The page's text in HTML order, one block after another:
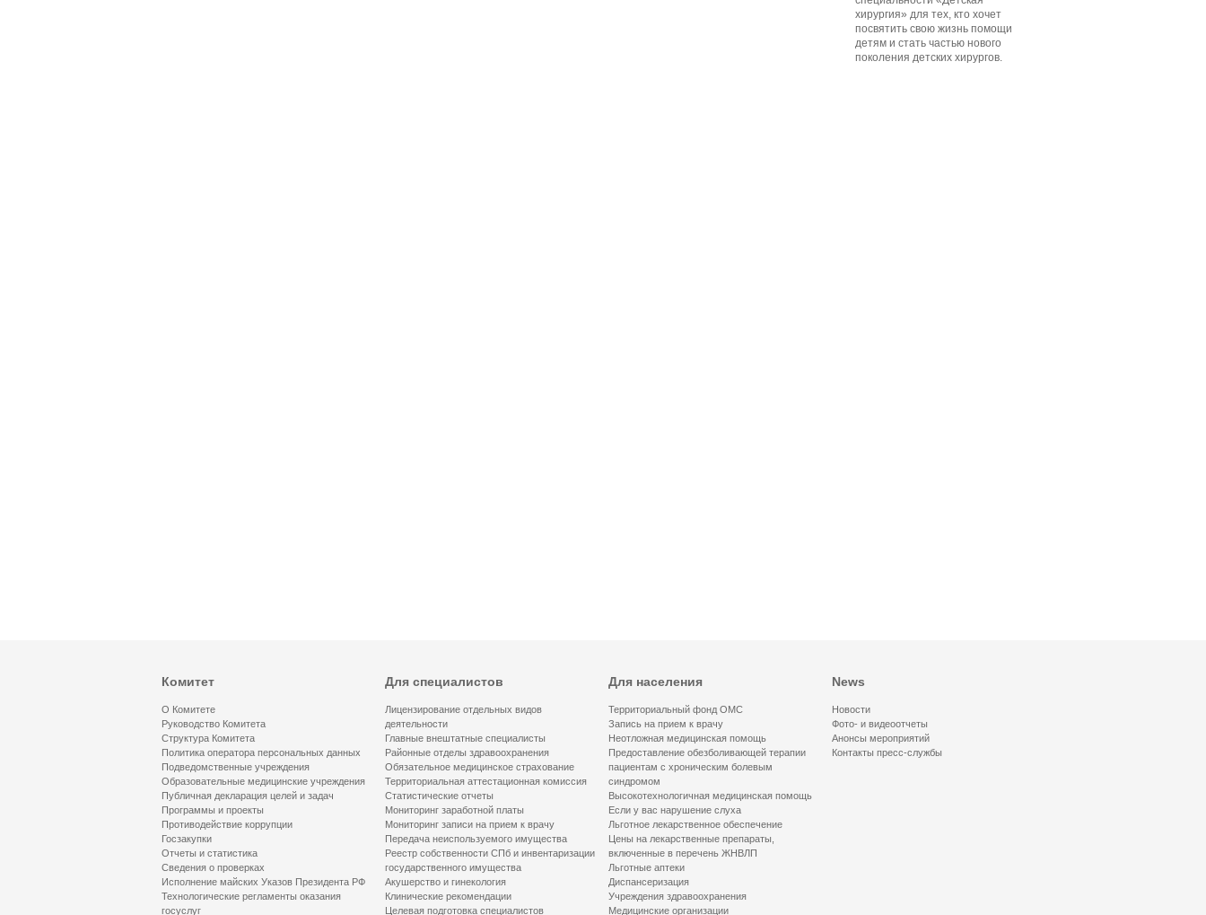
хирургия» для тех, кто хочет
посвятить свою жизнь помощи
детям и стать частью нового
поколения детских хирургов.
Комитет
О Комитете
Руководство Комитета
Структура Комитета
Политика оператора персональных данных
Подведомственные учреждения
Образовательные медицинские учреждения
Публичная декларация целей и задач
Программы и проекты
Противодействие коррупции
Госзакупки
Отчеты и статистика
Сведения о проверках
Исполнение майских Указов Президента РФ
Технологические регламенты оказания
госуслуг
Для специалистов
Лицензирование отдельных видов
деятельности
Главные внештатные специалисты
Районные отделы здравоохранения
Обязательное медицинское страхование
Территориальная аттестационная комиссия
Статистические отчеты
Мониторинг заработной платы
Мониторинг записи на прием к врачу
Передача неиспользуемого имущества
Реестр собственности СПб и инвентаризации
государственного имущества
Акушерство и гинекология
Клинические рекомендации
Целевая подготовка специалистов
Для населения
Территориальный фонд ОМС
Запись на прием к врачу
Неотложная медицинская помощь
Предоставление обезболивающей терапии
пациентам с хроническим болевым
синдромом
Высокотехнологичная медицинская помощь
Если у вас нарушение слуха
Льготное лекарственное обеспечение
Цены на лекарственные препараты,
включенные в перечень ЖНВЛП
Льготные аптеки
Диспансеризация
Учреждения здравоохранения
Медицинские организации
News
Новости
Фото- и видеоотчеты
Анонсы мероприятий
Контакты пресс-службы